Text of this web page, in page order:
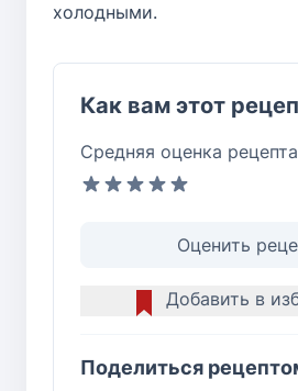
холодными.
Как вам этот
Средняя оценка
Оценить
Добавить в
Поделиться